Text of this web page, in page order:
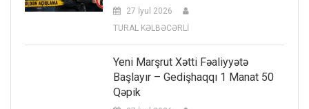
27 İyul 2026
TURAL KƏLBƏCƏRLİ
Yeni Marşrut Xətti Fəaliyyətə
Başlayır – Gedişhaqqı 1 Manat 50
Qəpik